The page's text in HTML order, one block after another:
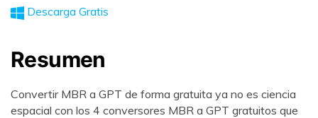
Descarga Gratis
Resumen
Convertir MBR a GPT de forma gratuita ya no es ciencia
espacial con los 4 conversores MBR a GPT gratuitos que